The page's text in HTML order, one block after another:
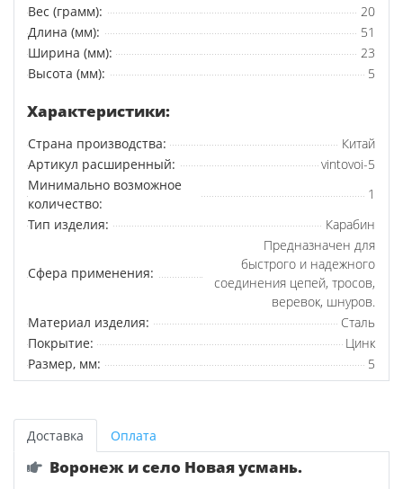
Вес (грамм):
20
Длина (мм):
51
Ширина (мм):
23
Высота (мм):
5
Характеристики:
Страна производства:
Китай
Артикул расширенный:
vintovoi-5
Минимально возможное
количество:
1
Тип изделия:
Карабин
Сфера применения:
Предназначен для
быстрого и надежного
соединения цепей, тросов,
веревок, шнуров.
Материал изделия:
Сталь
Покрытие:
Цинк
Размер, мм:
5
Доставка Оплата
Воронеж и село Новая усмань.